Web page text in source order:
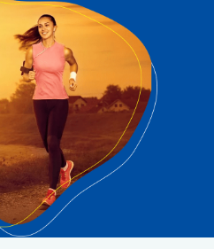
на обработку
данных в
сполитикой
- 1 месяц, можно